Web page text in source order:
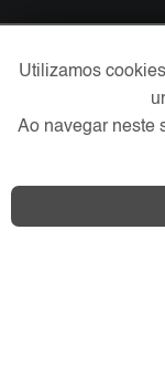
Utilizamos
Ao navegar neste